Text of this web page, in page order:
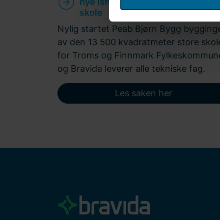
samlet inn fra din bruk av
klikke på "Cookie-
informasjonskapsler og
nettstedet vårt. I tillegg
Skriv inn din samtykke-ID
skole
Nylig startet Peab Bjørn Bygg
av den 13 500 kvadratmeter store
for Troms og Finnmark
og Bravida leverer alle tekniske fag.
Les saken her